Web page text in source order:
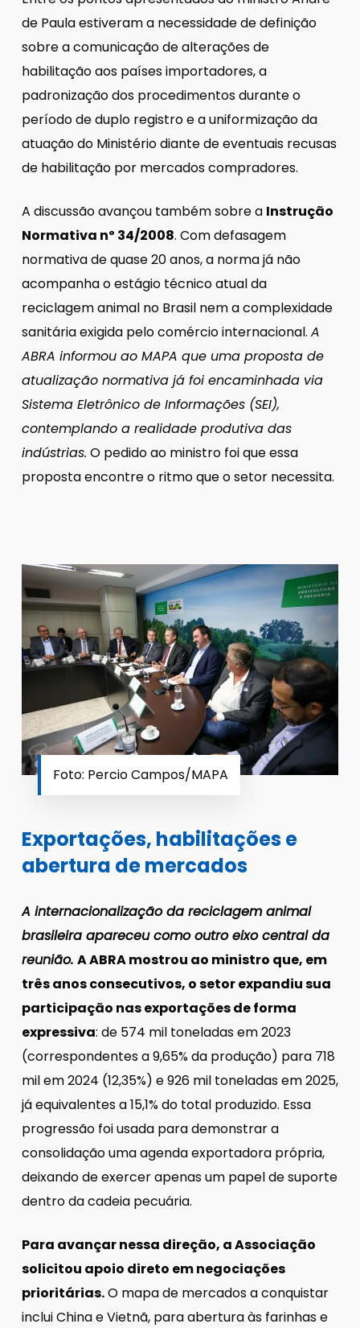
de Paula estiveram a necessidade de definição
sobre a comunicação de alterações de
habilitação aos países importadores, a
padronização dos procedimentos durante o
período de duplo registro e a uniformização da
atuação do Ministério diante de eventuais recusas
de habilitação por mercados compradores.
A discussão avançou também sobre a Instrução
Normativa nº 34/2008. Com defasagem
normativa de quase 20 anos, a norma já não
acompanha o estágio técnico atual da
reciclagem animal no Brasil nem a complexidade
sanitária exigida pelo comércio internacional. A
ABRA informou ao MAPA que uma proposta de
atualização normativa já foi encaminhada via
Sistema Eletrônico de Informações (SEI),
contemplando a realidade produtiva das
indústrias. O pedido ao ministro foi que essa
proposta encontre o ritmo que o setor necessita.
Foto: Percio Campos/MAPA
Exportações, habilitações e
abertura de mercados
A internacionalização da reciclagem animal
brasileira apareceu como outro eixo central da
reunião. A ABRA mostrou ao ministro que, em
três anos consecutivos, o setor expandiu sua
participação nas exportações de forma
expressiva: de 574 mil toneladas em 2023
(correspondentes a 9,65% da produção) para 718
mil em 2024 (12,35%) e 926 mil toneladas em 2025,
já equivalentes a 15,1% do total produzido. Essa
progressão foi usada para demonstrar a
consolidação uma agenda exportadora própria,
deixando de exercer apenas um papel de suporte
dentro da cadeia pecuária.
Para avançar nessa direção, a Associação
solicitou apoio direto em negociações
prioritárias.O mapa de mercados a conquistar
inclui China e Vietnã, para abertura às farinhas e